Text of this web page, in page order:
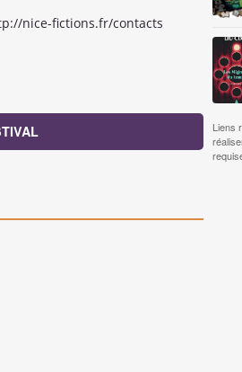
nice-fictions.fr/contacts
Liens